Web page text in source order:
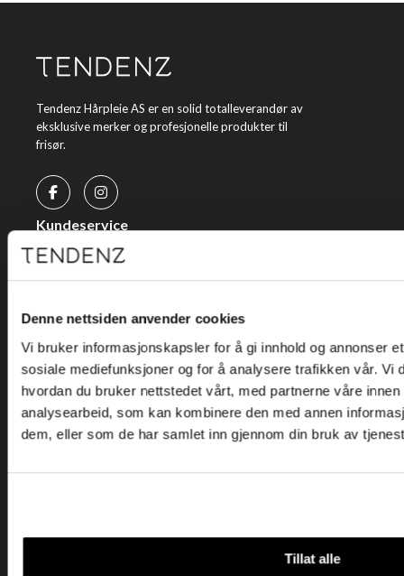
Denne nettsiden anvender cookies
Vi bruker informasjonskapsler for å gi innhold og annonser
sosiale mediefunksjoner og for å analysere trafikken vår. Vi
hvordan du bruker nettstedet vårt, med partnerne våre
analysearbeid, som kan kombinere den med annen
dem, eller som de har samlet inn gjennom din bruk av
Tillat alle
Tendenz Hårpleie AS er en solid totalleverandør av
eksklusive merker og profesjonelle produkter til
frisør.
Kundeservice
Kjøpsvilkår
Personvern
Holtegata 26, 0355 Oslo
Telefon: +47 22 92 50 00
E-post: kundeservice@tendenz.net
Nyttige lenker
Datablad